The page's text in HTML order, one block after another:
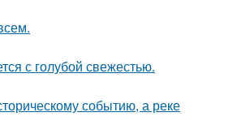
с голубой свежестью.
событию, а реке